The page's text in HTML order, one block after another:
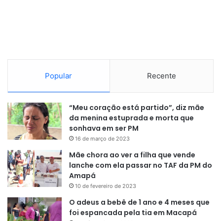
Popular Recente
“Meu coração está partido”, diz mãe
da menina estuprada e morta que
sonhava em ser PM
16 de março de 2023
Mãe chora ao ver a filha que vende
lanche com ela passar no TAF da PM do
Amapá
10 de fevereiro de 2023
O adeus a bebê de 1 ano e 4 meses que
foi espancada pela tia em Macapá